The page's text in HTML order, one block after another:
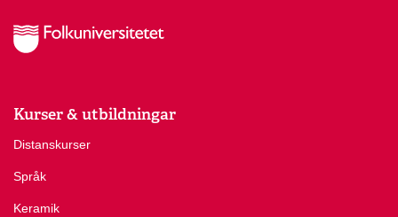
Kurser & utbildningar
Distanskurser
Språk
Keramik